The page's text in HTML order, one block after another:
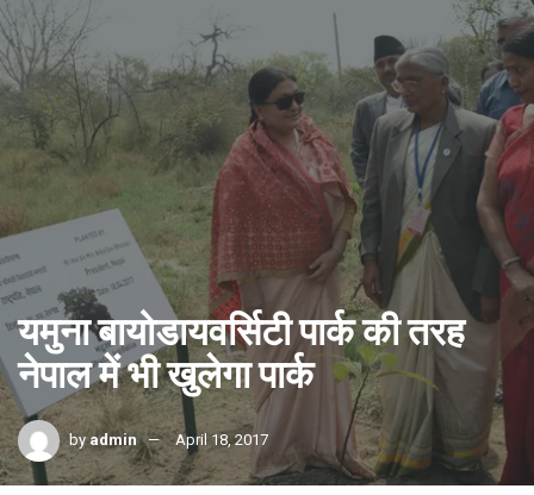
यमुना बायोडायवर्सिटी पार्क की तरह
नेपाल में भी खुलेगा पार्क
by admin April 18, 2017